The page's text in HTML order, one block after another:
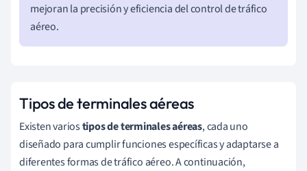
mejoran la precisión y eficiencia del control de tráfico
aéreo.
Tipos de terminales aéreas
Existen variostipos de terminales aéreas, cada uno
diseñado para cumplir funciones específicas y adaptarse a
diferentes formas de tráfico aéreo. A continuación,